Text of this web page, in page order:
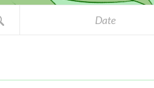
Date